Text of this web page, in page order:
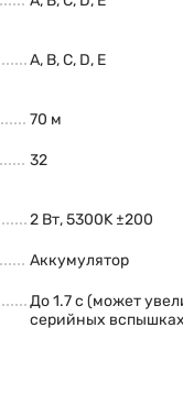
A, B, C, D, E
70 м
32
2 Вт, 5300K ±200
Аккумулятор
До 1.7 с (может
серийных